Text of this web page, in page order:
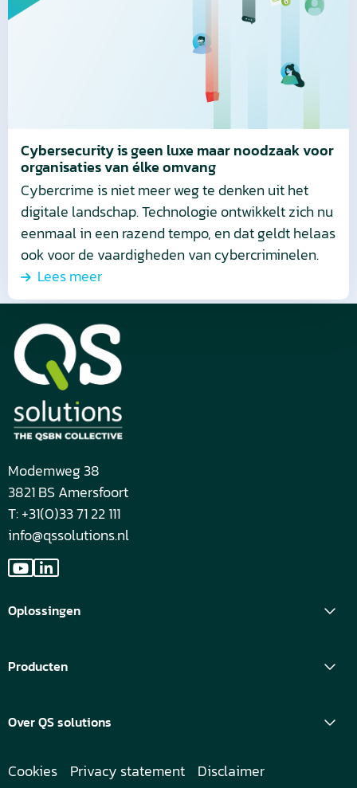
Cybersecurity is geen luxe maar noodzaak voor
organisaties van élke omvang
Cybercrime is niet meer weg te denken uit het
digitale landschap. Technologie ontwikkelt zich nu
eenmaal in een razend tempo, en dat geldt helaas
ook voor de vaardigheden van cybercriminelen.
Lees meer
geen
organisaties
van
élke
omvang
Modemweg 38
3821 BS Amersfoort
T: +31(0)33 71 22 111
info@qssolutions.nl
Ga
YouTube
Ga
LinkedIn
Oplossingen
Producten
Over QS solutions
Cookies Privacy statement Disclaimer